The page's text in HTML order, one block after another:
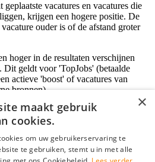
vacatures en vacatures die
krijgen een hogere positie. De
ouder is of de afstand groter
hoger in de resultaten verschijnen
Dit geldt voor 'TopJobs' (betaalde
actieve 'boost' of vacatures van
bronnen).
×
maakt gebruik
cookies.
om uw gebruikerservaring te
te gebruiken, stemt u in met alle